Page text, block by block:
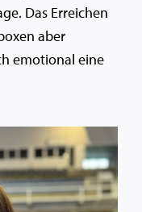
Das Erreichen
aber
emotional eine